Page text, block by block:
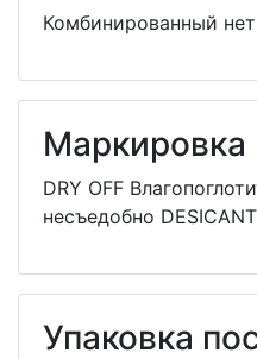
Комбинированный
Маркировка
DRY OFF
несъедобно
Упаковка